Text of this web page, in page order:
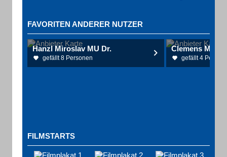
FAVORITEN ANDERER NUTZER
Hanzl Miroslav MU Dr.
gefällt 8 Personen
Clemens
gefällt 4
FILMSTARTS